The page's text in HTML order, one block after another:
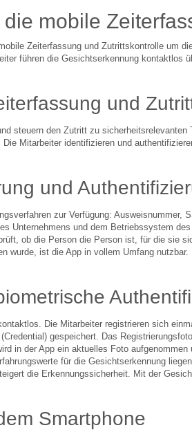
mobile
Zeiterfassung und Zutrittskontrolle um
führen die Gesichtserkennung
und
steuern den Zutritt zu
Mitarbeiter identifizieren und
und
zur Verfügung:
Unternehmens und dem Betriebssystem
ob die Person die Person ist, für die sie
wurde, ist die App in vollem Umfang
Die Mitarbeiter registrieren sich
gespeichert. Das
in der App ein aktuelles Foto
für die Gesichtserkennung
die Erkennungssicherheit. Mit der
Smartphone